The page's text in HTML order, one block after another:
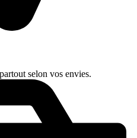
selon vos envies.